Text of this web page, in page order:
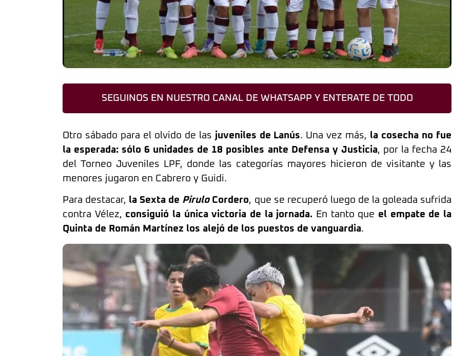
SEGUINOS EN NUESTRO CANAL DE WHATSAPP Y ENTERATE DE TODO
Otro sábado para el olvido de las juveniles de Lanús. Una vez más, la cosecha no fue
la esperada: sólo 6 unidades de 18 posibles ante Defensa y Justicia, por la fecha 24
del Torneo Juveniles LPF, donde las categorías mayores hicieron de visitante y las
menores jugaron en Cabrero y Guidi.
Para destacar, la Sexta de PiruloCordero, que se recuperó luego de la goleada sufrida
contra Vélez, consiguió la única victoria de la jornada. En tanto que el empate de la
Quinta de Román Martínez los alejó de los puestos de vanguardia.